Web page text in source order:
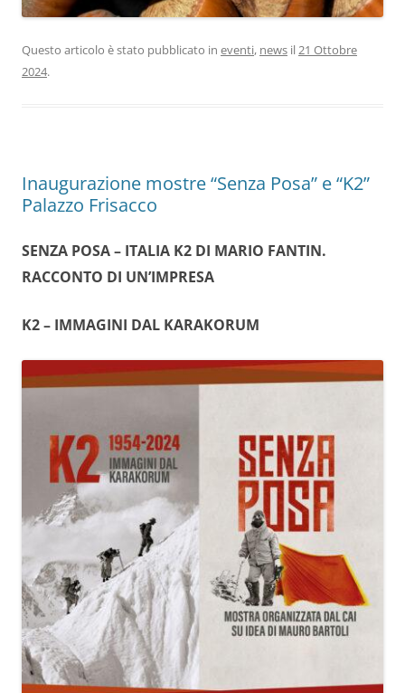
Questo articolo è stato pubblicato in eventi, news il21 Ottobre
2024.
Inaugurazione mostre “Senza Posa” e “K2”
Palazzo Frisacco
SENZA POSA – ITALIA K2 DI MARIO FANTIN.
RACCONTO DI UN’IMPRESA
K2 – IMMAGINI DAL KARAKORUM